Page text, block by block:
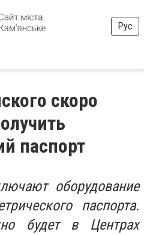
Рус
скоро
паспорт
оборудование
паспорта.
будет в Центрах